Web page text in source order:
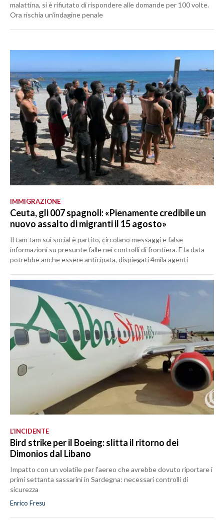
malattina, si è rifiutato di rispondere alle domande per 100 volte.
Ora rischia un’indagine penale
IMMIGRAZIONE
Ceuta, gli 007 spagnoli: «Pienamente credibile un
nuovo assalto di migranti il 15 agosto»
Il tam tam sui social è partito, circolano messaggi e false
informazioni su presunte falle nei controlli di frontiera. E la data
potrebbe anche essere anticipata, dispiegati 4mila agenti
L’INCIDENTE
Bird strike per il Boeing: slitta il ritorno dei
Dimonios dal Libano
Impatto con un volatile per l’aereo che avrebbe dovuto riportare i
primi settanta sassarini in Sardegna: necessari controlli di
sicurezza
Enrico Fresu